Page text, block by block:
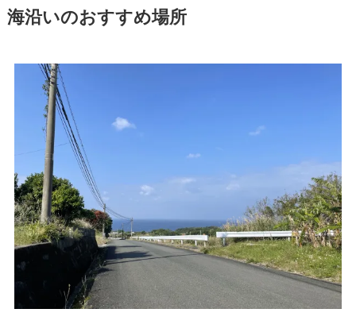
海沿いのおすすめ場所